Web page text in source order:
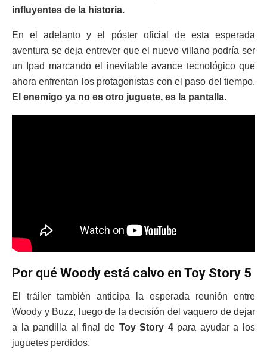
influyentes de la historia.
En el adelanto y el póster oficial de esta esperada
aventura se deja entrever que el nuevo villano podría ser
un Ipad marcando el inevitable avance tecnológico que
ahora enfrentan los protagonistas con el paso del tiempo.
El enemigo ya no es otro juguete, es la pantalla.
Por qué Woody está calvo en Toy Story 5
El tráiler también anticipa la esperada reunión entre
Woody y Buzz, luego de la decisión del vaquero de dejar
a la pandilla al final de Toy Story 4para ayudar a los
juguetes perdidos.